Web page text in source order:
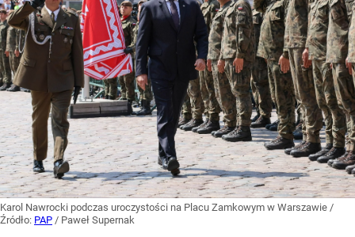
Karol Nawrocki podczas uroczystości na Placu Zamkowym w Warszawie /
Źródło: PAP / Paweł Supernak